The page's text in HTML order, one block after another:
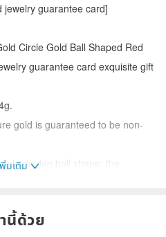
jewelry guarantee card]
Circle Gold Ball Shaped Red
guarantee card exquisite gift
gold is guaranteed to be non-
golden ball shape, the
no matter what the angle of
มเติม
นี้ด้วย